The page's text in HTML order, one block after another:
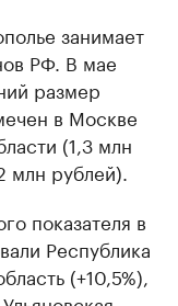
занимает
РФ. В мае
размер
в Москве
(1,3 млн
млн рублей).
показателя в
Республика
(+10,5%),